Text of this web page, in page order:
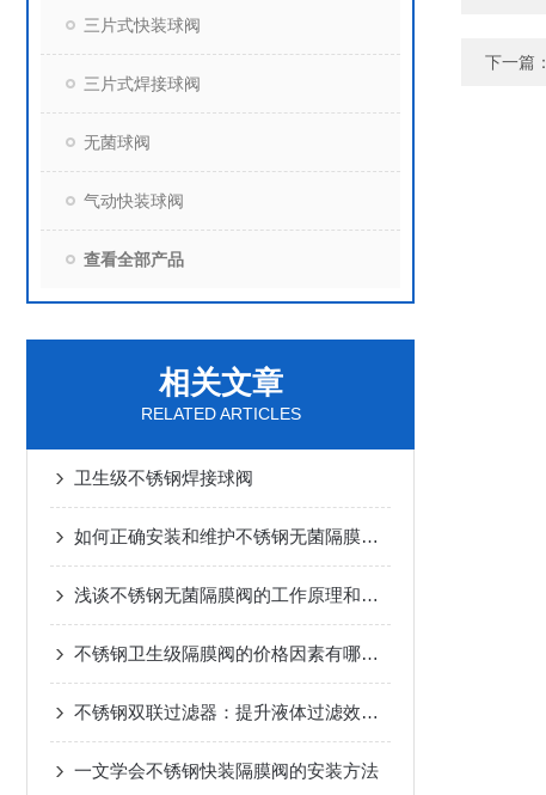
三片式快装球阀
三片式焊接球阀
无菌球阀
气动快装球阀
查看全部产品
相关文章
RELATED ARTICLES
卫生级不锈钢焊接球阀
如何正确安装和维护不锈钢无菌隔膜阀？
浅谈不锈钢无菌隔膜阀的工作原理和维护方法
不锈钢卫生级隔膜阀的价格因素有哪些？
不锈钢双联过滤器：提升液体过滤效率的关键设备
一文学会不锈钢快装隔膜阀的安装方法
下一篇：